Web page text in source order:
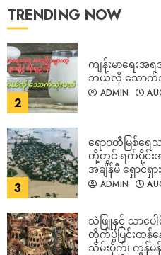
TRENDING NOW
2
ADMIN
3
ဧရာဝတီမြစ်ရေ
တို့တွင် ရက်ပိုင်းအ
အချိန်မီ ရှောင်ရှ
ADMIN
4
သဲဖြူနှင့် သာပ
တိုက်ပွဲပြင်းထန်‌န
သိမ်းပိုက်၊ ကွန်မ
အမိုးအုပ်ကားများ
ADMIN
ဧရာဝတီတိုင်း ရေ
ရွေးတုသမ္မတမ